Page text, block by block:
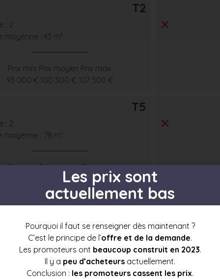
T2
: 2
moyenne : 43 m²
Prix mini
93 000 €
Prix moyen
100 500 €
Prix max
107 500 €
T5
: 2
moyenne : 78 m²
Prix mini Prix moyen
153 500 €
Prix max
162 000 €
par étage
Les prix sont
actuellement bas
Pourquoi il faut se renseigner dès maintenant ?
C’est le principe de l’offre et de la demande.
Les promoteurs ont beaucoup construit en 2023.
Il y a peu d’acheteurs actuellement.
Conclusion : les promoteurs cassent les prix.